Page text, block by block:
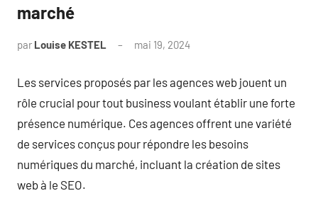
marché
par Louise KESTEL mai 19, 2024
Les services proposés par les agences web jouent un
rôle crucial pour tout business voulant établir une forte
présence numérique. Ces agences offrent une variété
de services conçus pour répondre les besoins
numériques du marché, incluant la création de sites
web à le SEO.